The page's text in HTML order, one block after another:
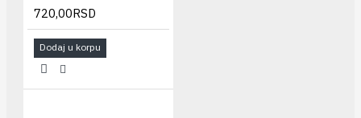
720,00RSD
Dodaj u korpu